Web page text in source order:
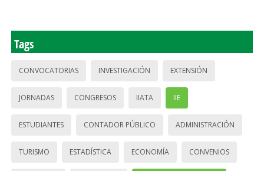
Tags
CONVOCATORIAS INVESTIGACIÓN EXTENSIÓN
JORNADAS CONGRESOS IIATA IIE
ESTUDIANTES CONTADOR PÚBLICO ADMINISTRACIÓN
TURISMO ESTADÍSTICA ECONOMÍA CONVENIOS